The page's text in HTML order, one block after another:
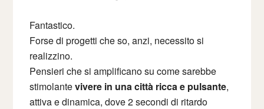
Fantastico.
Forse di progetti che so, anzi, necessito si
realizzino.
Pensieri che si amplificano su come sarebbe
stimolantevivere in una città ricca e pulsante,
attiva e dinamica, dove 2 secondi di ritardo